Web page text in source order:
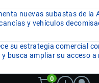
nuevas subastas de la
y vehículos
su estrategia comercial
busca ampliar su acceso a
0